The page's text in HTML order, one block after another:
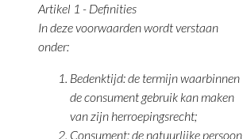
Artikel 1 - Definities
In deze voorwaarden wordt verstaan
onder:
Bedenktijd: de termijn waarbinnen
de consument gebruik kan maken
van zijn herroepingsrecht;
Consument: de natuurlijke persoon